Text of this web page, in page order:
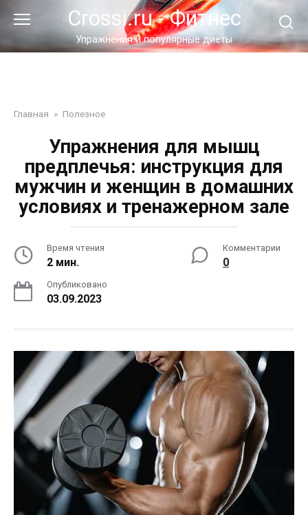
контенту
Crossi.ru - Фитнес
Упражнения и популярные диеты
Главная » Полезное
Упражнения для мышц
предплечья: инструкция для
мужчин и женщин в домашних
условиях и тренажерном зале
Время чтения
2 мин.
Комментарии
0
Опубликовано
03.09.2023